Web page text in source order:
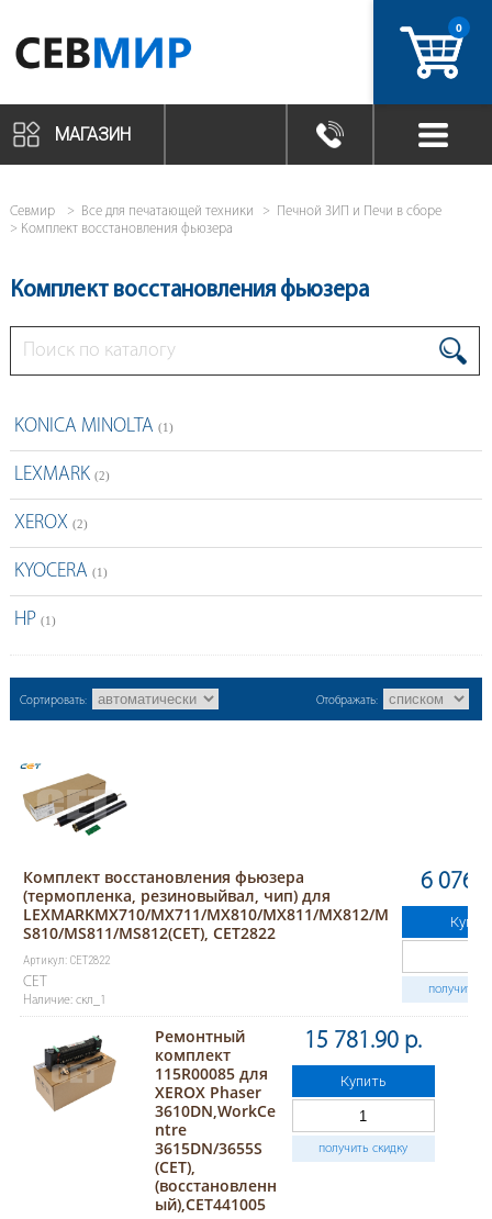
0
МАГАЗИН
Севмир Все для печатающей техники
Печной ЗИП и Печи в сборе
Комплект восстановления фьюзера
Комплект восстановления фьюзера
KONICA MINOLTA(1)
LEXMARK(2)
XEROX(2)
KYOCERA(1)
HP(1)
Сортировать: Отображать:
Комплект восстановления фьюзера
(термопленка, резиновыйвал, чип) для
LEXMARKMX710/MX711/MX810/MX811/MX812/M
S810/MS811/MS812(CET), CET2822
Артикул: CET2822
CET
Наличие: скл_1
6
получить
Ремонтный
комплект
115R00085 для
XEROX Phaser
3610DN,WorkCe
ntre
3615DN/3655S
(CET),
(восстановленн
ый),CET441005
15 781.90 р.
Купить
получить скидку